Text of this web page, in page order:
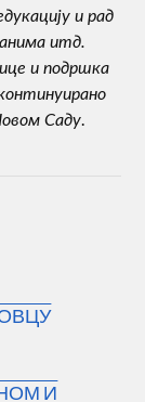
и рад
итд.
и подршка
Саду
И